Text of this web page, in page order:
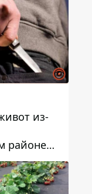
из-
районе